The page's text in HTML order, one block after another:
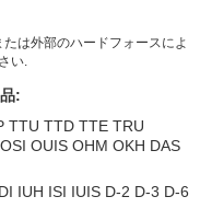
は外部のハードフォースによ
い.
:
TTU TTD TTE TRU
OUIS OHM OKH DAS
IUH ISI IUIS D-2 D-3 D-6